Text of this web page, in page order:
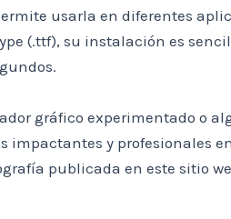
usarla en diferentes
(.ttf), su instalación es
gráfico experimentado o
impactantes y profesionales
publicada en este sitio